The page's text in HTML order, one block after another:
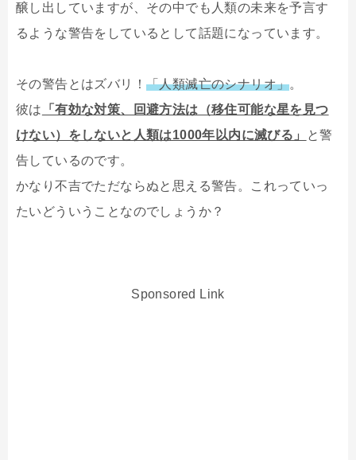
醸し出していますが、その中でも人類の未来を予言す
るような警告をしているとして話題になっています。
その警告とはズバリ！ 「人類滅亡のシナリオ」。
彼は
「有効な対策、回避方法は（移住可能な星を見つ
けない）をしないと人類は1000年以内に滅びる」
と警
告しているのです。
かなり不吉でただならぬと思える警告。これっていっ
たいどういうことなのでしょうか？
Sponsored Link